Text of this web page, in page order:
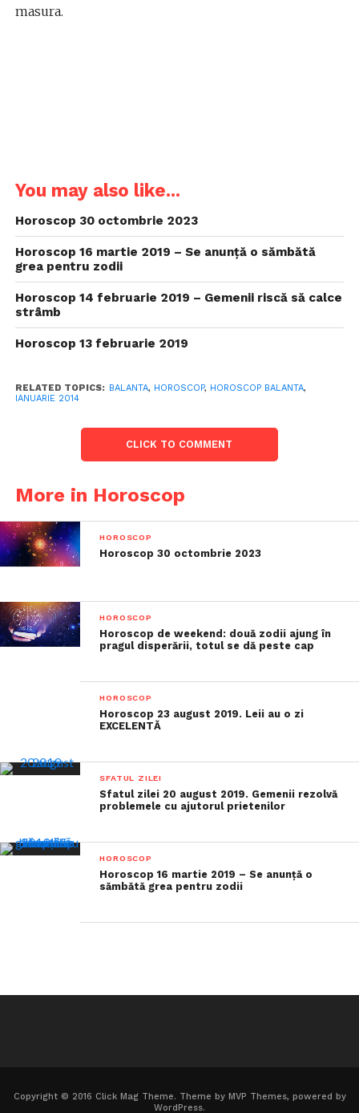
masura.
You may also like...
Horoscop 30 octombrie 2023
Horoscop 16 martie 2019 – Se anunță o sămbătă
grea pentru zodii
Horoscop 14 februarie 2019 – Gemenii riscă să calce
strâmb
Horoscop 13 februarie 2019
RELATED TOPICS: BALANTA, HOROSCOP, HOROSCOP BALANTA,
IANUARIE 2014
CLICK TO COMMENT
More in Horoscop
HOROSCOP
Horoscop 30 octombrie 2023
HOROSCOP
Horoscop de weekend: două zodii ajung în
pragul disperării, totul se dă peste cap
HOROSCOP
Horoscop 23 august 2019. Leii au o zi
EXCELENTĂ
SFATUL ZILEI
Sfatul zilei 20 august 2019. Gemenii rezolvă
problemele cu ajutorul prietenilor
HOROSCOP
Horoscop 16 martie 2019 – Se anunță o
sămbătă grea pentru zodii
Copyright © 2016 Click Mag Theme. Theme by MVP Themes, powered by
WordPress.